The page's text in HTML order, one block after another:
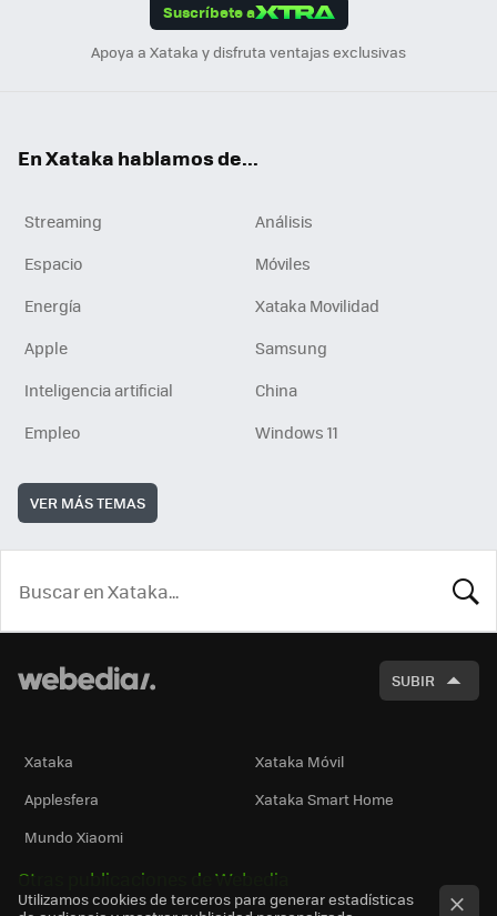
Suscríbete a
Apoya a Xataka y disfruta ventajas exclusivas
En Xataka hablamos de...
Streaming
Análisis
Espacio
Móviles
Energía
Xataka Movilidad
Apple
Samsung
Inteligencia artificial
China
Empleo
Windows 11
VER MÁS TEMAS
SUBIR
Xataka
Xataka Móvil
Applesfera
Xataka Smart Home
Mundo Xiaomi
Otras publicaciones de Webedia
Utilizamos cookies de terceros para generar estadísticas